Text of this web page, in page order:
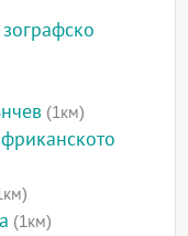
(1км)
(1км)